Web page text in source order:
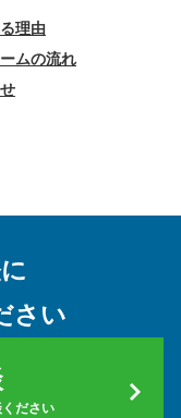
理由
ムの流れ
さい
ださい